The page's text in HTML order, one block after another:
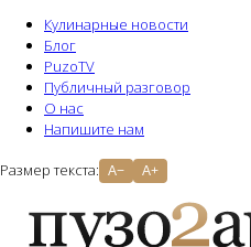
Кулинарные новости
Блог
PuzoTV
Публичный разговор
О нас
Напишите нам
Размер текста: A− A+